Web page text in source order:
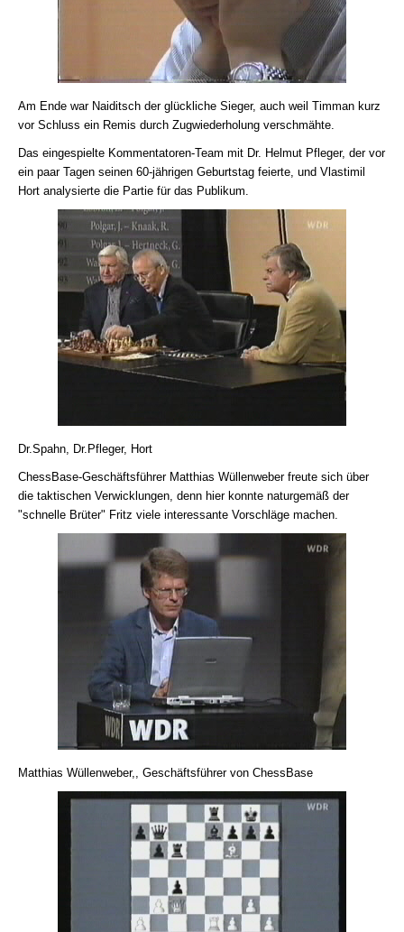
Am Ende war Naiditsch der glückliche Sieger, auch weil Timman kurz
vor Schluss ein Remis durch Zugwiederholung verschmähte.
Das eingespielte Kommentatoren-Team mit Dr. Helmut Pfleger, der vor
ein paar Tagen seinen 60-jährigen Geburtstag feierte, und Vlastimil
Hort analysierte die Partie für das Publikum.
Dr.Spahn, Dr.Pfleger, Hort
ChessBase-Geschäftsführer Matthias Wüllenweber freute sich über
die taktischen Verwicklungen, denn hier konnte naturgemäß der
"schnelle Brüter" Fritz viele interessante Vorschläge machen.
Matthias Wüllenweber,, Geschäftsführer von ChessBase